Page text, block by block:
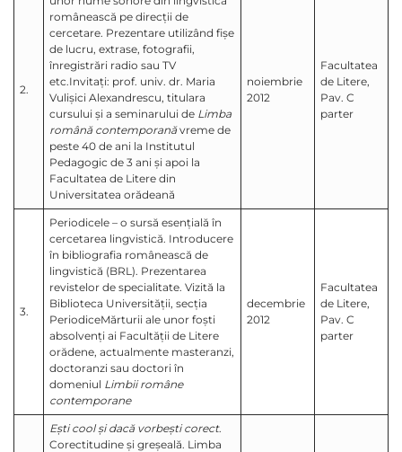
2.
românească pe direcţii de
cercetare. Prezentare utilizând fişe
de lucru, extrase, fotografii,
înregistrări radio sau TV
etc.Invitaţi: prof. univ. dr. Maria
Vulişici Alexandrescu, titulara
cursului şi a seminarului de Limba
română contemporanăvreme de
peste 40 de ani la Institutul
Pedagogic de 3 ani şi apoi la
Facultatea de Litere din
Universitatea orădeană
noiembrie
2012
Facultatea
de Litere,
Pav. C
parter
3.
Periodicele – o sursă esenţială în
cercetarea lingvistică. Introducere
în bibliografia românească de
lingvistică (BRL). Prezentarea
revistelor de specialitate. Vizită la
Biblioteca Universităţii, secţia
PeriodiceMărturii ale unor foşti
absolvenţi ai Facultăţii de Litere
orădene, actualmente masteranzi,
doctoranzi sau doctori în
domeniul Limbii române
contemporane
decembrie
2012
Facultatea
de Litere,
Pav. C
parter
Eşti cool şi dacă vorbeşti corect.
Corectitudine şi greşeală. Limba